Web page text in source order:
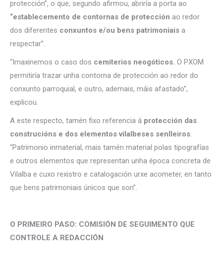
protección”, o que, segundo afirmou, abriría a porta ao
“establecemento de contornas de protección ao redor
dos diferentes conxuntos e/ou bens patrimoniais a
respectar”.
“Imaxinemos o caso dos cemiterios neogóticos. O PXOM
permitiría trazar unha contorna de protección ao redor do
conxunto parroquial, e outro, ademais, máis afastado”,
explicou.
A este respecto, tamén fixo referencia á protección das
construcións e dos elementos vilalbeses senlleiros.
“Patrimonio inmaterial, mais tamén material polas tipografías
e outros elementos que representan unha época concreta de
Vilalba e cuxo rexistro e catalogación urxe acometer, en tanto
que bens patrimoniais únicos que son”.
O PRIMEIRO PASO: COMISIÓN DE SEGUIMENTO QUE
CONTROLE A REDACCIÓN